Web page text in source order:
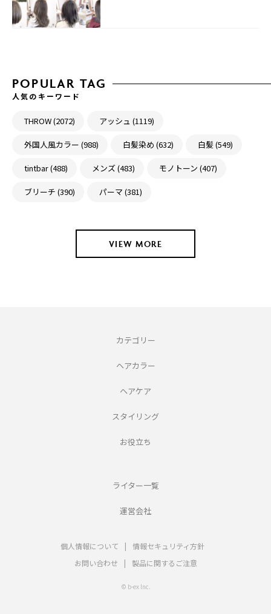
POPULAR TAG
人気のキーワード
THROW (2072) アッシュ (1119)
外国人風カラー (988) 白髪染め (632) 白髪 (549)
tintbar (488) メンズ (483) モノトーン (407)
ブリーチ (390) パーマ (381)
VIEW MORE
カテゴリー
ヘアカラー
ヘアケア
スタイリング
お役立ち
ライター一覧
運営会社
個人情報について |
情報セキュリティ方針
お問い合わせ
| 製品に関するご注意
© b-ex Inc.